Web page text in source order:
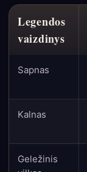
Legendos
vaizdinys
Sapnas
Kalnas
Geležinis